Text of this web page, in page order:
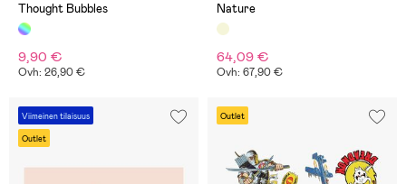
Thought Bubbles
9,90 €
Ovh: 26,90 €
Nature
64,09 €
Ovh: 67,90 €
Viimeinen tilaisuus
Outlet
Outlet